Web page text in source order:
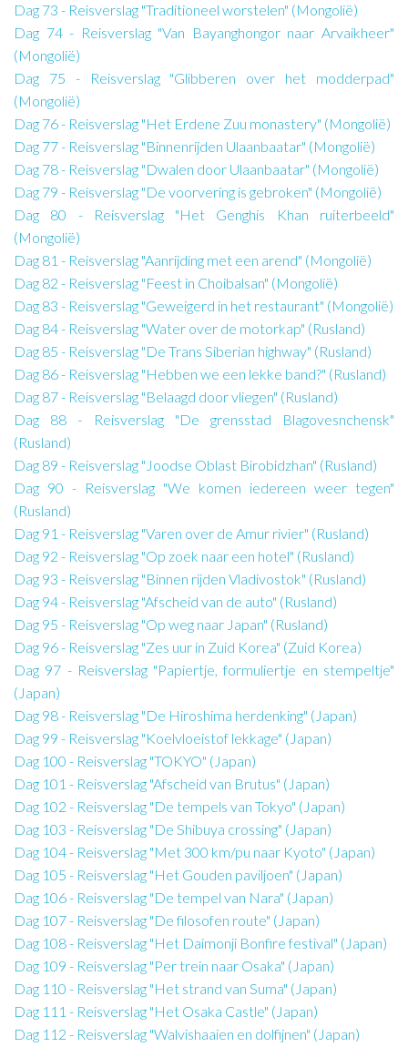
Dag 73 - Reisverslag "Traditioneel worstelen" (Mongolië)
Dag 74 - Reisverslag "Van Bayanghongor naar Arvaikheer"
(Mongolië)
Dag 75 - Reisverslag "Glibberen over het modderpad"
(Mongolië)
Dag 76 - Reisverslag "Het Erdene Zuu monastery" (Mongolië)
Dag 77 - Reisverslag "Binnenrijden Ulaanbaatar" (Mongolië)
Dag 78 - Reisverslag "Dwalen door Ulaanbaatar" (Mongolië)
Dag 79 - Reisverslag "De voorvering is gebroken" (Mongolië)
Dag 80 - Reisverslag "Het Genghis Khan ruiterbeeld"
(Mongolië)
Dag 81 - Reisverslag "Aanrijding met een arend" (Mongolië)
Dag 82 - Reisverslag "Feest in Choibalsan" (Mongolië)
Dag 83 - Reisverslag "Geweigerd in het restaurant" (Mongolië)
Dag 84 - Reisverslag "Water over de motorkap" (Rusland)
Dag 85 - Reisverslag "De Trans Siberian highway" (Rusland)
Dag 86 - Reisverslag "Hebben we een lekke band?" (Rusland)
Dag 87 - Reisverslag "Belaagd door vliegen" (Rusland)
Dag 88 - Reisverslag "De grensstad Blagovesnchensk"
(Rusland)
Dag 89 - Reisverslag "Joodse Oblast Birobidzhan" (Rusland)
Dag 90 - Reisverslag "We komen iedereen weer tegen"
(Rusland)
Dag 91 - Reisverslag "Varen over de Amur rivier" (Rusland)
Dag 92 - Reisverslag "Op zoek naar een hotel" (Rusland)
Dag 93 - Reisverslag "Binnen rijden Vladivostok" (Rusland)
Dag 94 - Reisverslag "Afscheid van de auto" (Rusland)
Dag 95 - Reisverslag "Op weg naar Japan" (Rusland)
Dag 96 - Reisverslag "Zes uur in Zuid Korea" (Zuid Korea)
Dag 97 - Reisverslag "Papiertje, formuliertje en stempeltje"
(Japan)
Dag 98 - Reisverslag "De Hiroshima herdenking" (Japan)
Dag 99 - Reisverslag "Koelvloeistof lekkage" (Japan)
Dag 100 - Reisverslag "TOKYO" (Japan)
Dag 101 - Reisverslag "Afscheid van Brutus" (Japan)
Dag 102 - Reisverslag "De tempels van Tokyo" (Japan)
Dag 103 - Reisverslag "De Shibuya crossing" (Japan)
Dag 104 - Reisverslag "Met 300 km/pu naar Kyoto" (Japan)
Dag 105 - Reisverslag "Het Gouden paviljoen" (Japan)
Dag 106 - Reisverslag "De tempel van Nara" (Japan)
Dag 107 - Reisverslag "De filosofen route" (Japan)
Dag 108 - Reisverslag "Het Daimonji Bonfire festival" (Japan)
Dag 109 - Reisverslag "Per trein naar Osaka" (Japan)
Dag 110 - Reisverslag "Het strand van Suma" (Japan)
Dag 111 - Reisverslag "Het Osaka Castle" (Japan)
Dag 112 - Reisverslag "Walvishaaien en dolfijnen" (Japan)